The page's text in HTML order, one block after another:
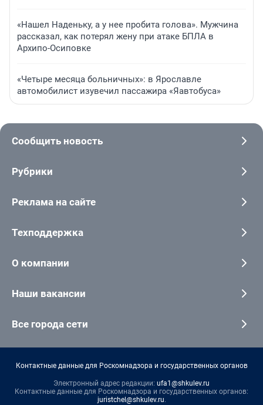
«Нашел Наденьку, а у нее пробита голова». Мужчина
рассказал, как потерял жену при атаке БПЛА в
Архипо-Осиповке
«Четыре месяца больничных»: в Ярославле
автомобилист изувечил пассажира «Яавтобуса»
Сообщить новость
Рубрики
Реклама на сайте
Техподдержка
О компании
Наши вакансии
Все города сети
Контактные данные для Роскомнадзора и государственных органов
Электронный адрес редакции: ufa1@shkulev.ru
Контактные данные для Роскомнадзора и государственных органов:
juristchel@shkulev.ru.